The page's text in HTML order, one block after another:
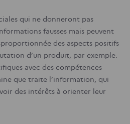
qui ne donneront pas
fausses mais peuvent
des aspects positifs
d’un produit, par exemple.
avec des compétences
que traite l’information, qui
des intérêts à orienter leur